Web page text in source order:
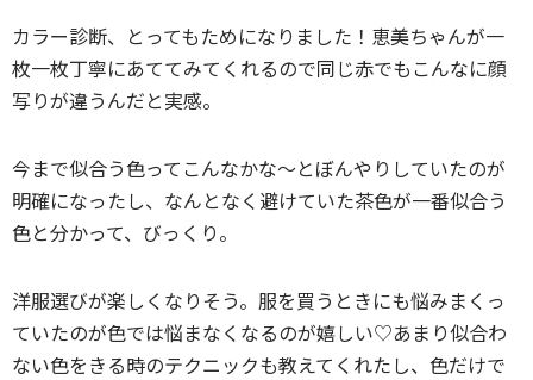
カラー診断、とってもためになりました！恵美ちゃんが一
枚一枚丁寧にあててみてくれるので同じ赤でもこんなに顔
写りが違うんだと実感。
今まで似合う色ってこんなかな～とぼんやりしていたのが
明確になったし、なんとなく避けていた茶色が一番似合う
色と分かって、びっくり。
洋服選びが楽しくなりそう。服を買うときにも悩みまくっ
ていたのが色では悩まなくなるのが嬉しい♡あまり似合わ
ない色をきる時のテクニックも教えてくれたし、色だけで